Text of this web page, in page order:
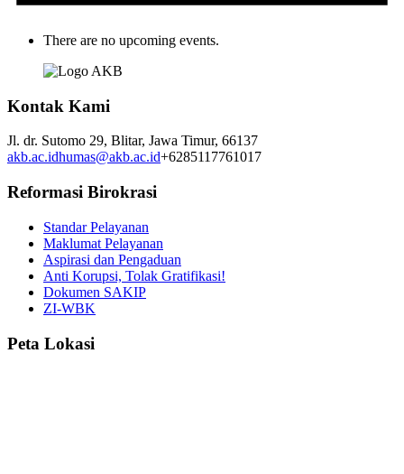
There are no upcoming events.
Kontak Kami
Jl. dr. Sutomo 29, Blitar, Jawa Timur, 66137
akb.ac.idhumas@akb.ac.id+6285117761017
Reformasi Birokrasi
Standar Pelayanan
Maklumat Pelayanan
Aspirasi dan Pengaduan
Anti Korupsi, Tolak Gratifikasi!
Dokumen SAKIP
ZI-WBK
Peta Lokasi